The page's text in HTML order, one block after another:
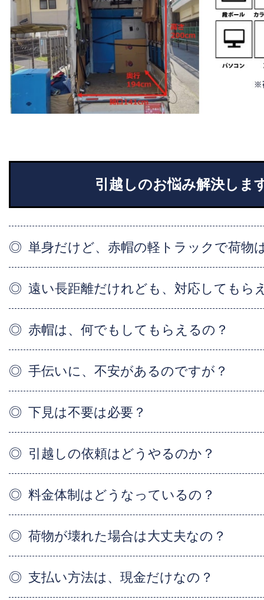
引越しのお悩み解決しま
単身だけど、赤帽の軽トラックで荷物
遠い長距離だけれども、対応してもら
赤帽は、何でもしてもらえるの？
手伝いに、不安があるのですが？
下見は不要は必要？
引越しの依頼はどうやるのか？
料金体制はどうなっているの？
荷物が壊れた場合は大丈夫なの？
支払い方法は、現金だけなの？